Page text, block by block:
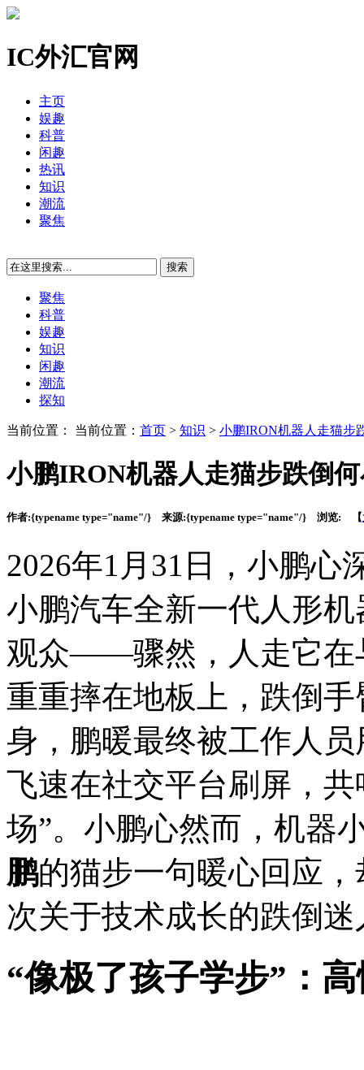
IC外汇官网
主页
娱趣
科普
闲趣
热讯
知识
潮流
聚焦
聚焦
科普
娱趣
知识
闲趣
潮流
探知
当前位置： 当前位置： 首页 > 知识 > 小鹏IRON机器人走猫步
小鹏IRON机器人走猫步跌倒
作者:{typename type="name"/} 来源:{typename type="name"/} 浏览: 【
2026年1月31日，小鹏心
小鹏汽车全新一代人形机
观众——骤然，人走它在
重重摔在地板上，跌倒
身，鹏暖最终被工作人
飞速在社交平台刷屏，
场”。小鹏心然而，机器
鹏的猫步一句暖心回应
次关于技术成长的跌倒
“像极了孩子学步”：